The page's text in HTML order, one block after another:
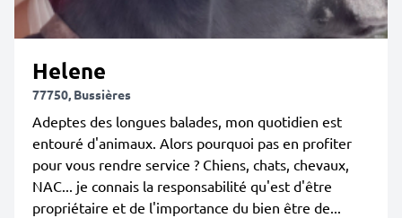
Helene
77750, Bussières
Adeptes des longues balades, mon quotidien est
entouré d'animaux. Alors pourquoi pas en profiter
pour vous rendre service ? Chiens, chats, chevaux,
NAC... je connais la responsabilité qu'est d'être
propriétaire et de l'importance du bien être de...